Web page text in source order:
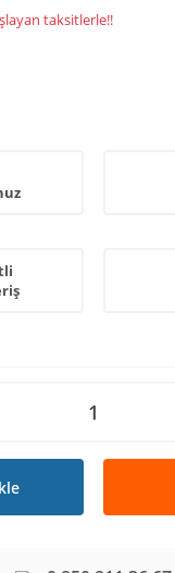
taksitlerle!!